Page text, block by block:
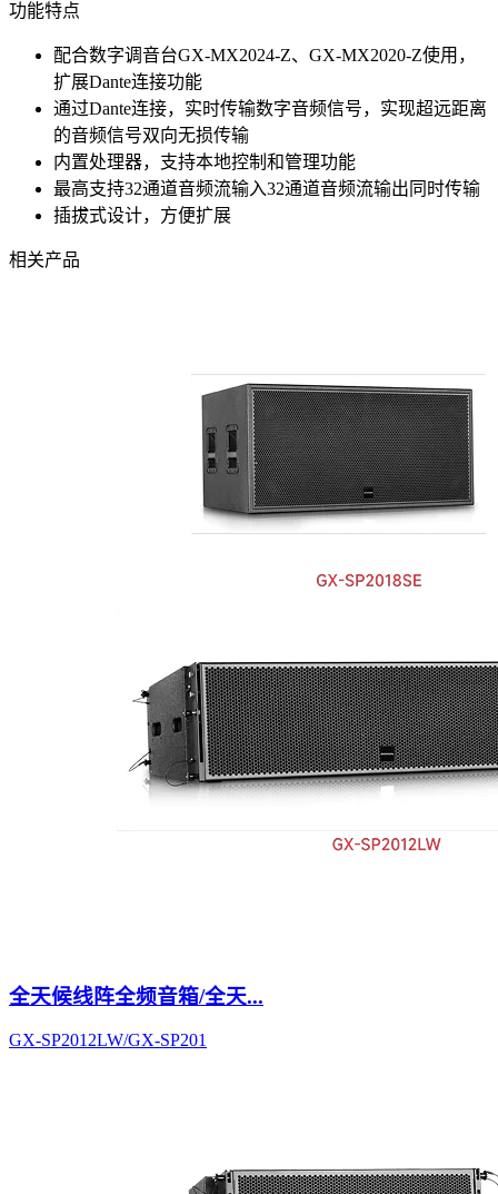
功能特点
配合数字调音台GX-MX2024-Z、GX-MX2020-Z使用，
扩展Dante连接功能
通过Dante连接，实时传输数字音频信号，实现超远距离
的音频信号双向无损传输
内置处理器，支持本地控制和管理功能
最高支持32通道音频流输入32通道音频流输出同时传输
插拔式设计，方便扩展
相关产品
全天候线阵全频音箱/全天...
GX-SP2012LW/GX-SP201